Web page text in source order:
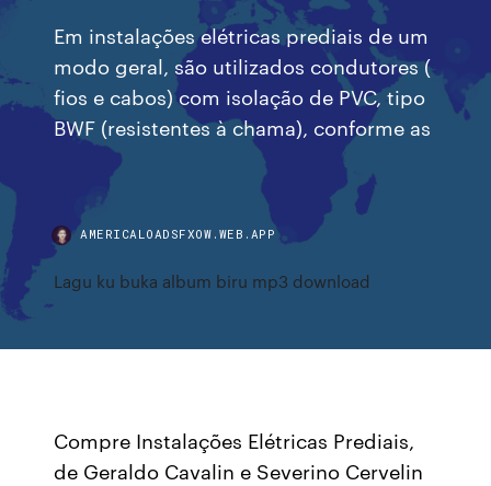
Em instalações elétricas prediais de um
modo geral, são utilizados condutores (
fios e cabos) com isolação de PVC, tipo
BWF (resistentes à chama), conforme as
AMERICALOADSFXOW.WEB.APP
Lagu ku buka album biru mp3 download
Compre Instalações Elétricas Prediais,
de Geraldo Cavalin e Severino Cervelin